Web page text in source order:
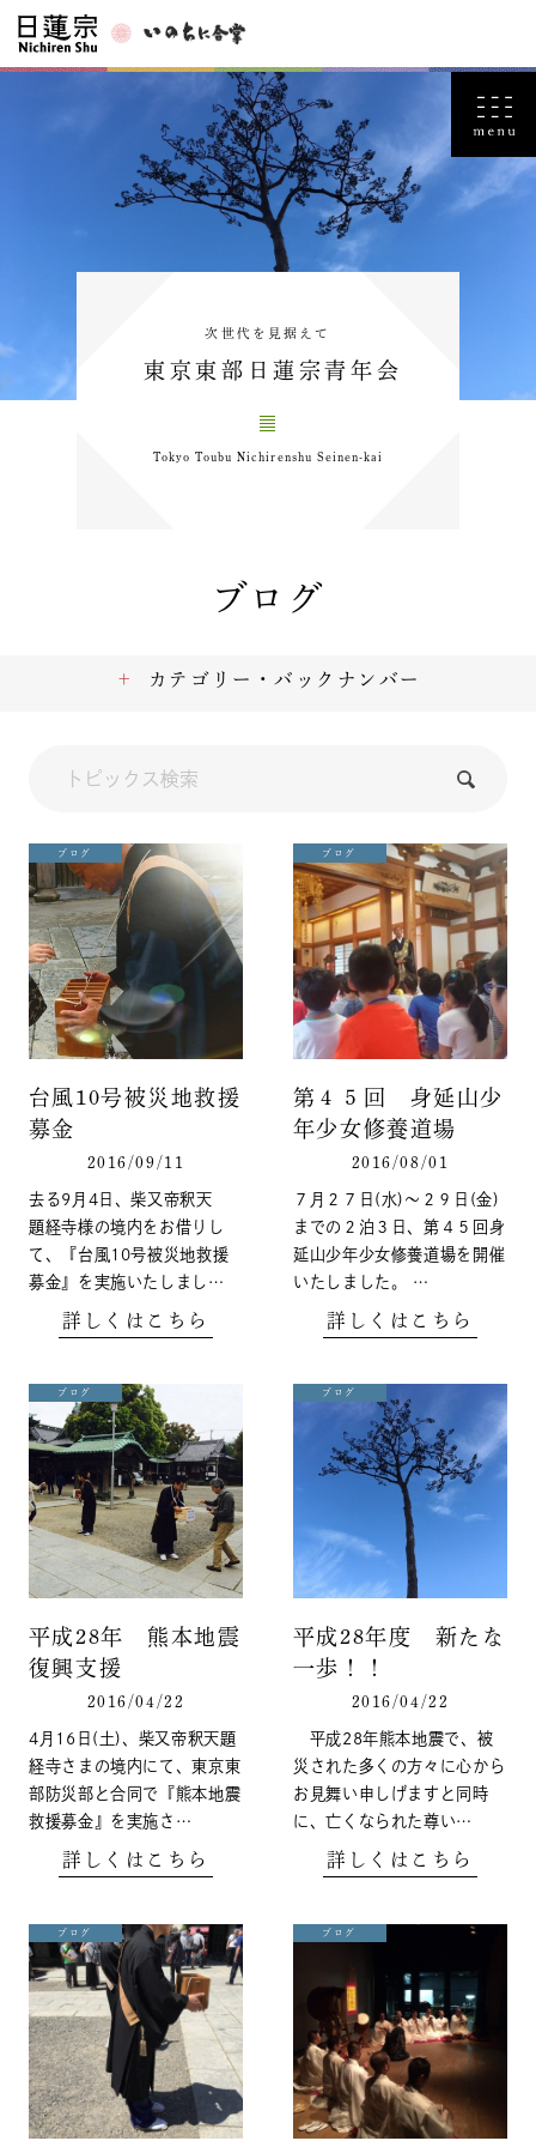
次世代を見据えて
東京東部日蓮宗青年会
Tokyo Toubu Nichirenshu Seinen-kai
ブログ
ブログ
台風10号被災地救援
募金
2016/09/11
去る9月4日、柴又帝釈天
題経寺様の境内をお借りし
て、『台風10号被災地救援
募金』を実施いたしまし…
詳しくはこちら
ブログ
第４５回 身延山少
年少女修養道場
2016/08/01
７月２７日(水)〜２９日(金)
までの２泊３日、第４５回身
延山少年少女修養道場を開催
いたしました。 …
詳しくはこちら
ブログ
平成28年 熊本地震
復興支援
2016/04/22
4月16日(土)、柴又帝釈天題
経寺さまの境内にて、東京東
部防災部と合同で『熊本地震
救援募金』を実施さ…
詳しくはこちら
ブログ
平成28年度 新たな
一歩！！
2016/04/22
平成28年熊本地震で、被
災された多くの方々に心から
お見舞い申しげますと同時
に、亡くなられた尊い…
詳しくはこちら
ブログ ブログ
カテゴリー・バックナンバー